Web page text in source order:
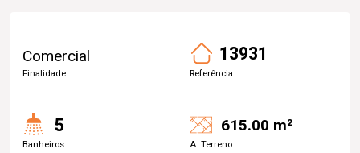
Comercial
Finalidade
13931
Referência
5
Banheiros
615.00 m²
A. Terreno